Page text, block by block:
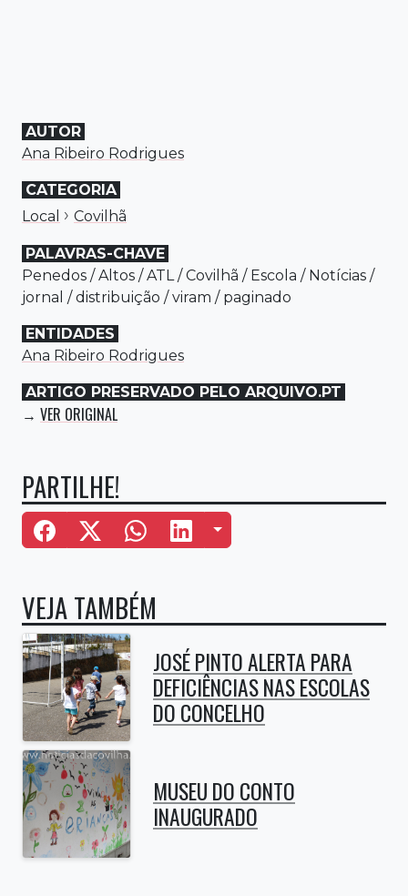
AUTOR
Ana Ribeiro Rodrigues
CATEGORIA
Local › Covilhã
PALAVRAS-CHAVE
Penedos /Altos /ATL/Covilhã / Escola / Notícias /
jornal /distribuição /viram / paginado
ENTIDADES
Ana Ribeiro Rodrigues
ARTIGO PRESERVADO PELO ARQUIVO.PT
→ VER ORIGINAL
PARTILHE!
Mais Opções
VEJA TAMBÉM
JOSÉ PINTO ALERTA PARA
DEFICIÊNCIAS NAS ESCOLAS
DO CONCELHO
MUSEU DO CONTO
INAUGURADO